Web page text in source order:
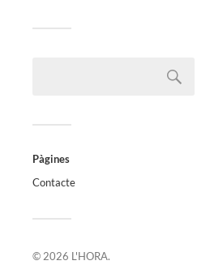
Pàgines
Contacte
© 2026 L'HORA.